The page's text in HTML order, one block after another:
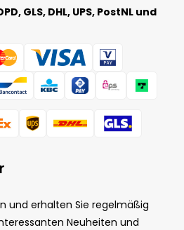
GLS, DHL, UPS, PostNL und
und erhalten Sie regelmäßig
Neuheiten und